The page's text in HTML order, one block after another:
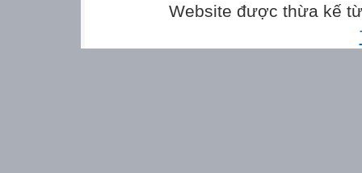
Website được thừa kế